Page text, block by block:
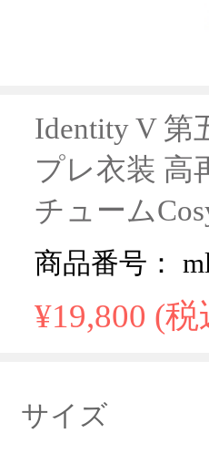
Identity V 第
プレ衣装 高
チューム
商品番号：
¥19,800 (税
サイズ